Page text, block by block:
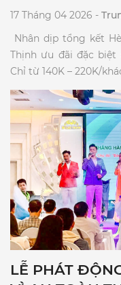
17 Tháng 04 2026 -
Nhân dịp tổng kết
Thịnh ưu đãi đặc biệt
LỄ PHÁT